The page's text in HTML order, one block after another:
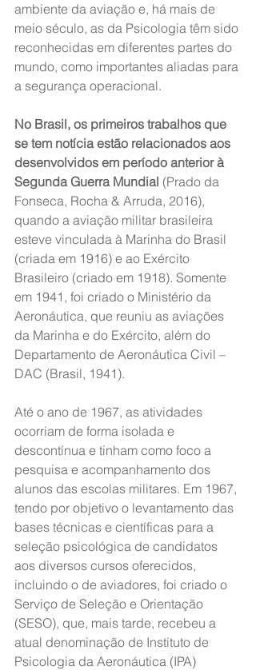
ambiente da aviação e, há mais de
meio século, as da Psicologia têm sido
reconhecidas em diferentes partes do
mundo, como importantes aliadas para
a segurança operacional.
No Brasil, os primeiros trabalhos que
se tem notícia estão relacionados aos
desenvolvidos em período anterior à
Segunda Guerra Mundial (Prado da
Fonseca, Rocha & Arruda, 2016),
quando a aviação militar brasileira
esteve vinculada à Marinha do Brasil
(criada em 1916) e ao Exército
Brasileiro (criado em 1918). Somente
em 1941, foi criado o Ministério da
Aeronáutica, que reuniu as aviações
da Marinha e do Exército, além do
Departamento de Aeronáutica Civil –
DAC (Brasil, 1941).
Até o ano de 1967, as atividades
ocorriam de forma isolada e
descontínua e tinham como foco a
pesquisa e acompanhamento dos
alunos das escolas militares. Em 1967,
tendo por objetivo o levantamento das
bases técnicas e científicas para a
seleção psicológica de candidatos
aos diversos cursos oferecidos,
incluindo o de aviadores, foi criado o
Serviço de Seleção e Orientação
(SESO), que, mais tarde, recebeu a
atual denominação de Instituto de
Psicologia da Aeronáutica (IPA)